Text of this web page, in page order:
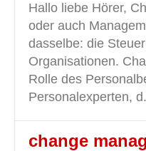
Hallo liebe Hörer,
oder auch
dasselbe: die
Organisationen.
Rolle des
Personalexperten,
change